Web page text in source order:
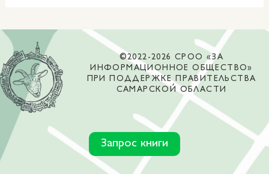
©2022-2026 СРОО «ЗА
ИНФОРМАЦИОННОЕ ОБЩЕСТВО»
ПРИ ПОДДЕРЖКЕ ПРАВИТЕЛЬСТВА
САМАРСКОЙ ОБЛАСТИ
Запрос книги